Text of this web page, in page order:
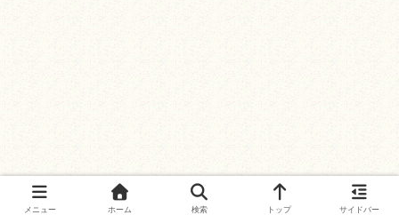
メニュー ホーム 検索 トップ サイドバー